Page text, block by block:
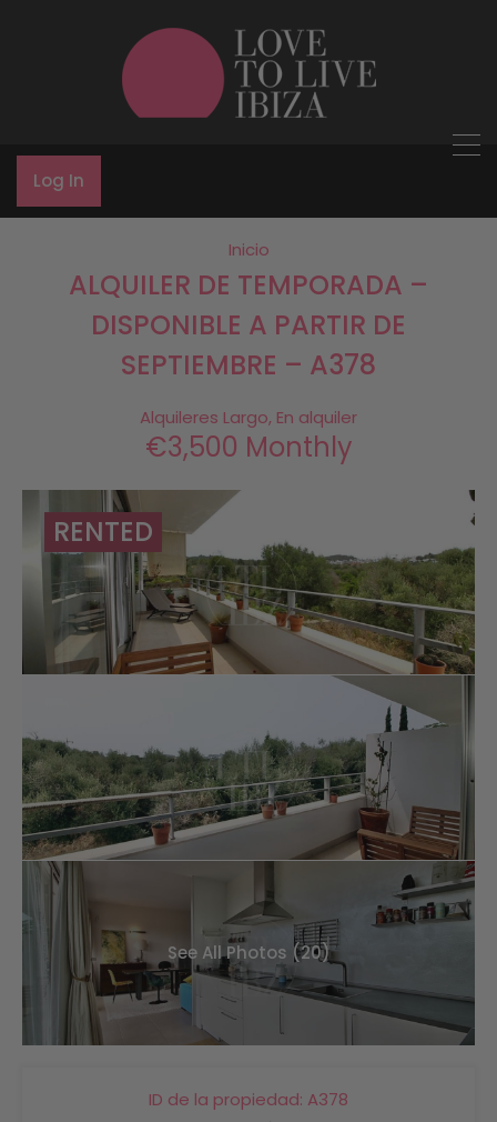
Log In
Inicio
ALQUILER DE TEMPORADA –
DISPONIBLE A PARTIR DE
SEPTIEMBRE – A378
Alquileres Largo, En alquiler
€3,500 Monthly
RENTED
See All Photos (20)
ID de la propiedad: A378